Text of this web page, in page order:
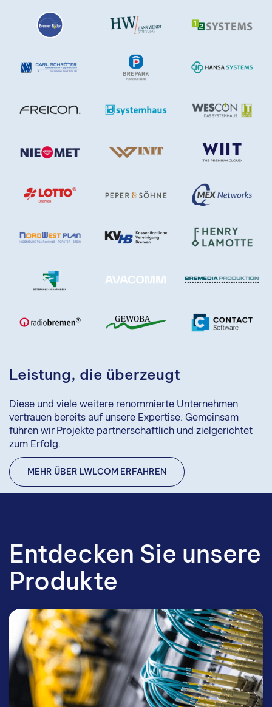
Leistung, die überzeugt
Diese und viele weitere renommierte Unternehmen
vertrauen bereits auf unsere Expertise. Gemeinsam
führen wir Projekte partnerschaftlich und zielgerichtet
zum Erfolg.
MEHR ÜBER LWLCOM ERFAHREN
Entdecken Sie unsere
Produkte